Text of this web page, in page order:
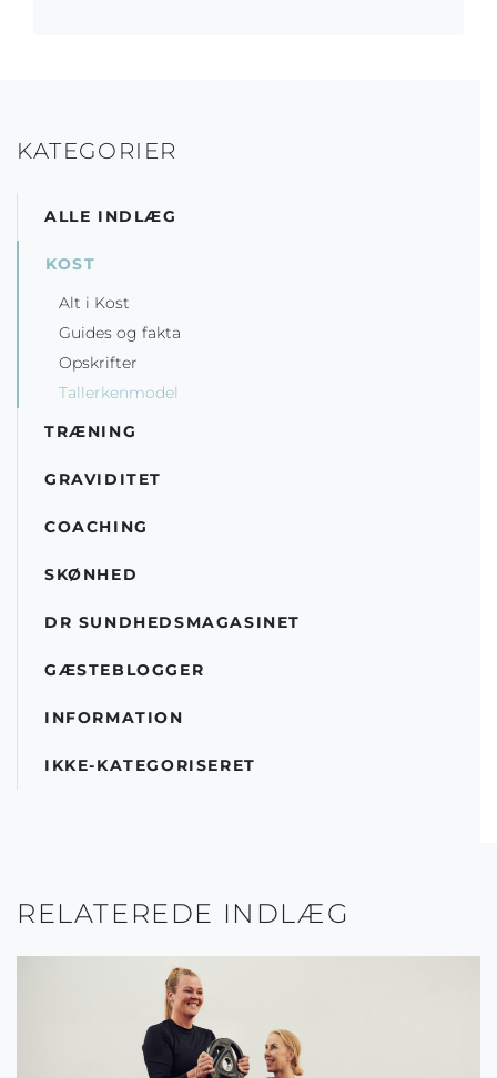
KATEGORIER
ALLE INDLÆG
KOST
Alt i Kost
Guides og fakta
Opskrifter
Tallerkenmodel
TRÆNING
GRAVIDITET
COACHING
SKØNHED
DR SUNDHEDSMAGASINET
GÆSTEBLOGGER
INFORMATION
IKKE-KATEGORISERET
RELATEREDE INDLÆG